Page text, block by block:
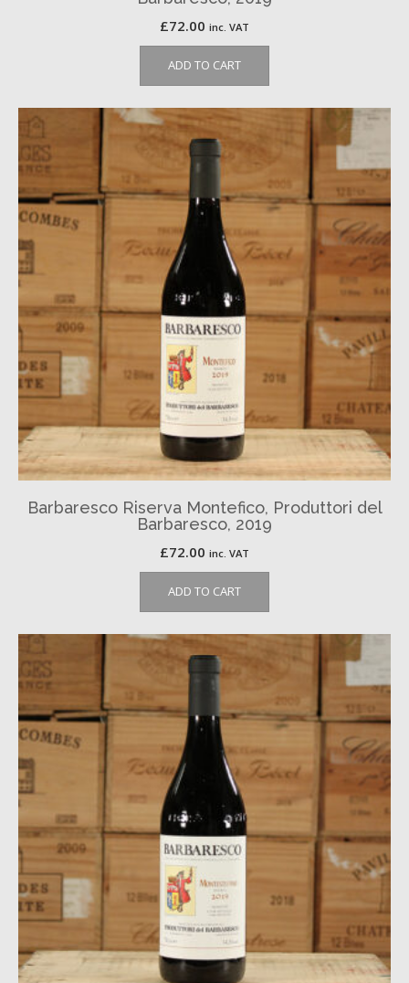
£72.00 inc. VAT
ADD TO CART
Barbaresco Riserva Montefico, Produttori del
Barbaresco, 2019
£72.00 inc. VAT
ADD TO CART